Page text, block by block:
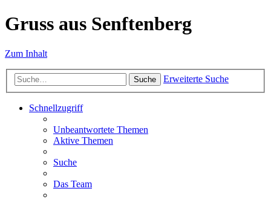
Gruss aus Senftenberg
Zum Inhalt
Suche Erweiterte Suche
Schnellzugriff
Unbeantwortete Themen
Aktive Themen
Suche
Das Team